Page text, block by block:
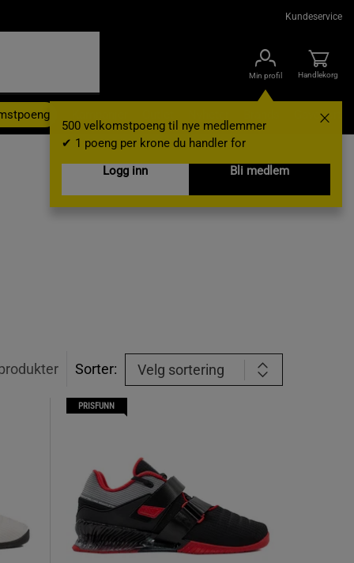
Kundeservice
Min profil
500 velkomstpoeng til nye medlemmer
✔ 1 poeng per krone du handler for
Logg inn
Bli medlem
Handlekorg
Gavekort
Sorter: Velg sortering
PRISFUNN